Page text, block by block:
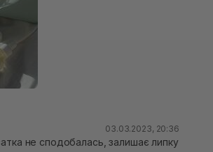
03.03.2023, 20:36
липку